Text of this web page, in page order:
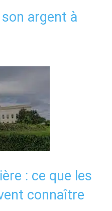
argent à
: ce que les
connaître